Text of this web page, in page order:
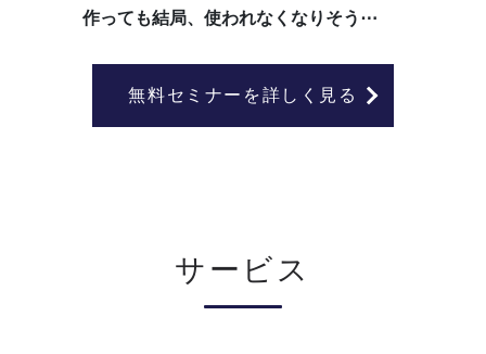
作っても結局、使われなくなりそう⋯
無料セミナーを詳しく見る
サービス